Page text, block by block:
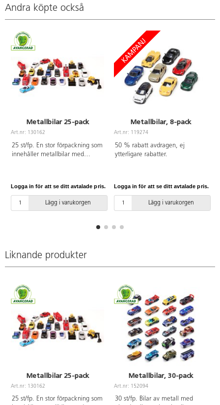
Andra köpte också
Metallbilar 25-pack
Art.nr: 130162
25 st/fp. En stor förpackning som
innehåller metallbilar med
arbetsfordon och vanliga bilar.
Blandade modeller, dubbletter
förekommer. Längd cirka 7 cm.
Logga in för att se ditt avtalade pris.
Lägg i varukorgen
Metallbilar, 8-pack
Art.nr: 119274
50 % rabatt avdragen, ej
ytterligare rabatter.
Logga in för att se ditt avtalade pris.
Lägg i varukorgen
Liknande produkter
Metallbilar 25-pack
Art.nr: 130162
25 st/fp. En stor förpackning som
Metallbilar, 30-pack
Art.nr: 152094
30 st/fp. Bilar av metall med